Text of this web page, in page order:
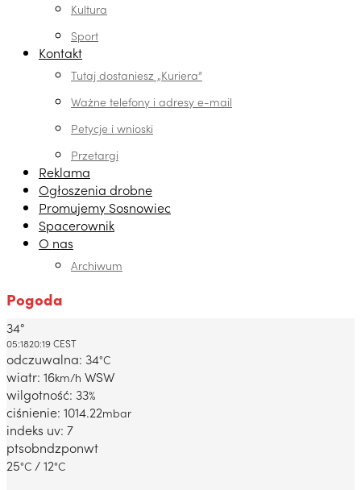
Kultura
Sport
Kontakt
Tutaj dostaniesz „Kuriera”
Ważne telefony i adresy e-mail
Petycje i wnioski
Przetargi
Reklama
Ogłoszenia drobne
Promujemy Sosnowiec
Spacerownik
O nas
Archiwum
Pogoda
Dabrowa Gornicza, PL
34°
05:1820:19 CEST
odczuwalna: 34°C
wiatr: 16km/h WSW
wilgotność: 33%
ciśnienie: 1014.22mbar
indeks uv: 7
ptsobndzponwt
25°C / 12°C